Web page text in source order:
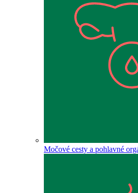
Močové cesty a pohlavné